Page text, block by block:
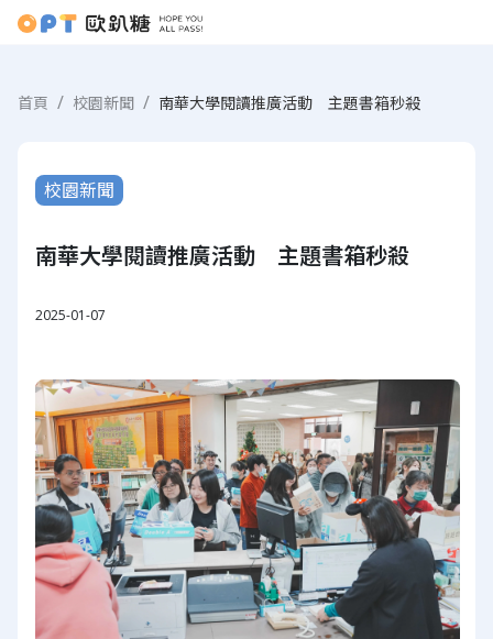
首頁 校園新聞 南華大學閱讀推廣活動 主題書箱秒殺
校園新聞
南華大學閱讀推廣活動 主題書箱秒殺
2025-01-07